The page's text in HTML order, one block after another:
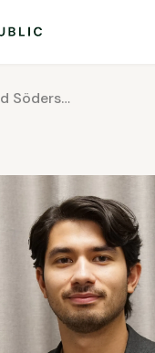
Edward Söderstam